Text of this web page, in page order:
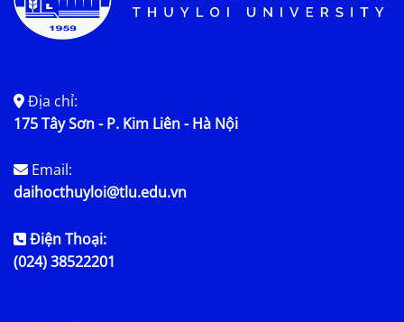
Địa chỉ:
175 Tây Sơn - P. Kim Liên - Hà Nội
Email:
daihocthuyloi@tlu.edu.vn
Điện Thoại:
(024) 38522201